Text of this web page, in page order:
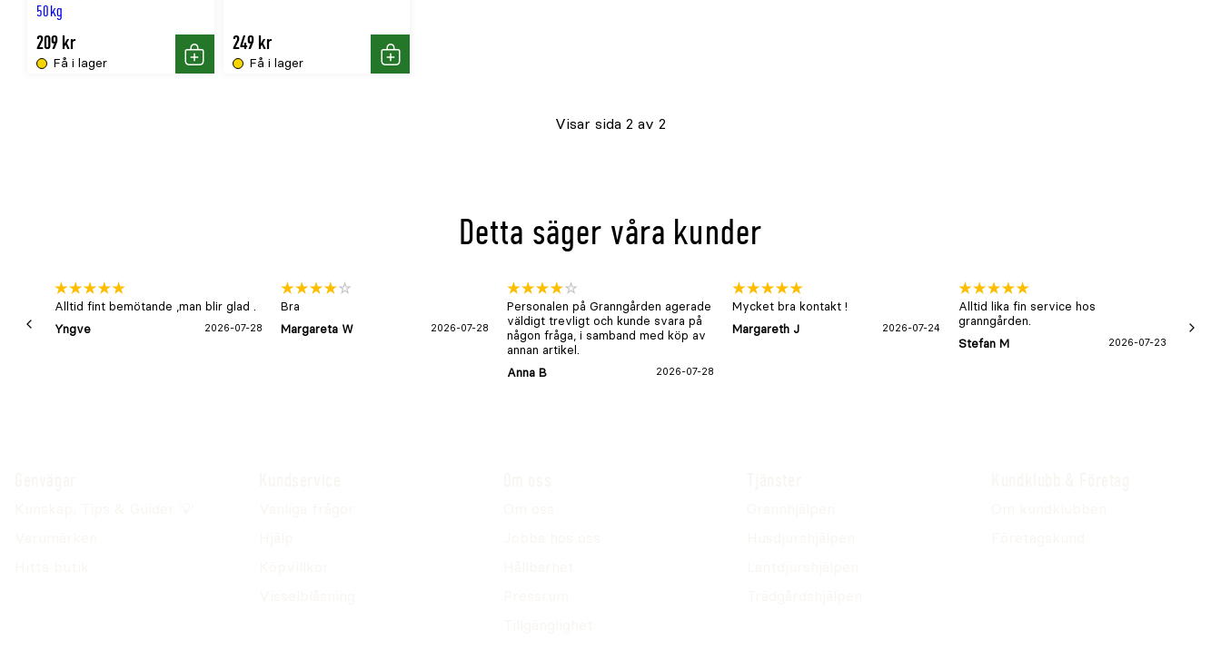
50kg
Få i lager
209 kr
Köp Få i lager
249 kr
Köp
Visar sida 2 av 2
Detta säger våra kunder
Alltid fint bemötande ,man blir glad .
Yngve
2026-07-28
Bra
Margareta W
2026-07-28
Personalen på Granngården agerade
väldigt trevligt och kunde svara på
någon fråga, i samband med köp av
annan artikel.
Anna B
2026-07-28
Mycket bra kontakt !
Margareth J
2026-07-24
Alltid lika fin service hos
granngården.
Stefan M
2026-07-23